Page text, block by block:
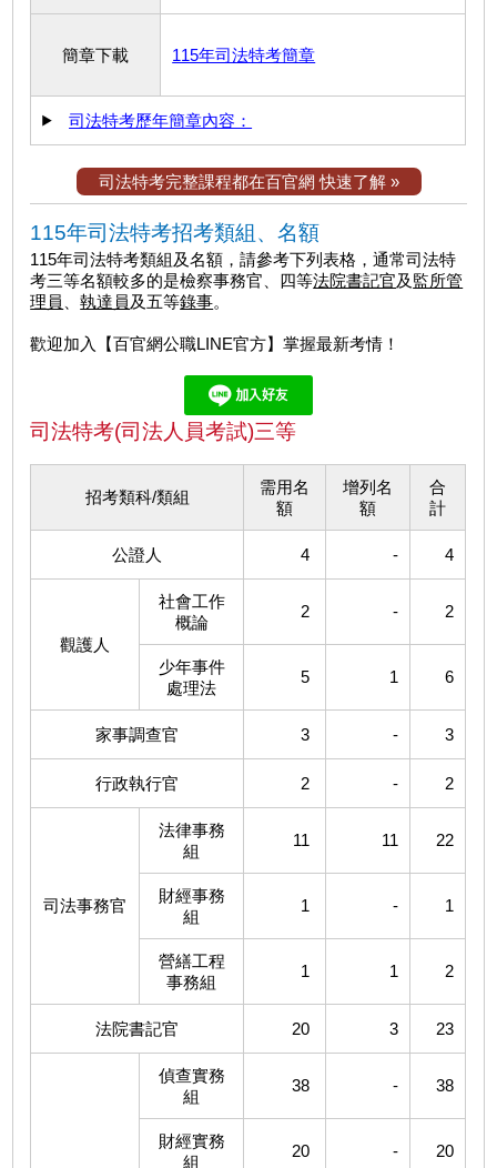
簡章下載 115年司法特考簡章
司法特考歷年簡章內容：
司法特考完整課程都在百官網 快速了解 »
115年司法特考招考類組、名額
115年司法特考類組及名額，請參考下列表格，通常司法特
考三等名額較多的是檢察事務官、四等法院書記官及 監所管
理員
、執達員及五等錄事。
歡迎加入【百官網公職LINE官方】掌握最新考情！
司法特考(司法人員考試)三等
招考類科/類組
需用名
額
增列名
額
合
計
公證人 4 - 4
觀護人
社會工作
概論
2 - 2
少年事件
處理法
5 1 6
家事調查官 3 - 3
行政執行官 2 - 2
司法事務官
法律事務
組
11 11 22
財經事務
組
1 - 1
營繕工程
事務組
1 1 2
法院書記官 20 3 23
偵查實務
組
38 - 38
財經實務
組
20 - 20